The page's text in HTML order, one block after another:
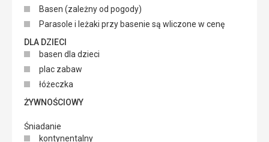
Basen (zależny od pogody)
Parasole i leżaki przy basenie są wliczone w cenę
DLA DZIECI
basen dla dzieci
plac zabaw
łóżeczka
ŻYWNOŚCIOWY
Śniadanie
kontynentalny